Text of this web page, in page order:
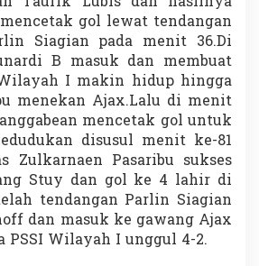
gol lewat tendangan
Siagian pada menit 36.Di
B masuk dan membuat
I makin hidup hingga
menekan Ajax.Lalu di menit
mencetak gol untuk
disusul menit ke-81
Zulkarnaen Pasaribu sukses
Stuy dan gol ke 4 lahir di
tendangan Parlin Siagian
dan masuk ke gawang Ajax
Wilayah I unggul 4-2.